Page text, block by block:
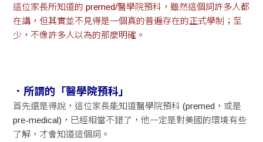
這位家長所知道的 premed/醫學院預科，雖然這個詞許多人都
在講，但其實並不見得是一個真的普遍存在的正式學制；至
少，不像許多人以為的那麼明確。
． 所謂的「醫學院預科」
首先還是得說，這位家長能知道醫學院預科 (premed，或是
pre-medical)，已經相當不錯了，他一定是對美國的環境有些
了解，才會知道這個詞。